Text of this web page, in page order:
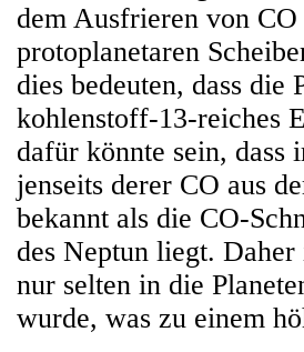
dem Ausfrieren von
protoplanetaren
dies bedeuten, dass die
kohlenstoff-13-reiches
dafür könnte sein, dass
jenseits derer CO aus
bekannt als die CO-
des Neptun liegt.
nur selten in die
wurde, was zu einem